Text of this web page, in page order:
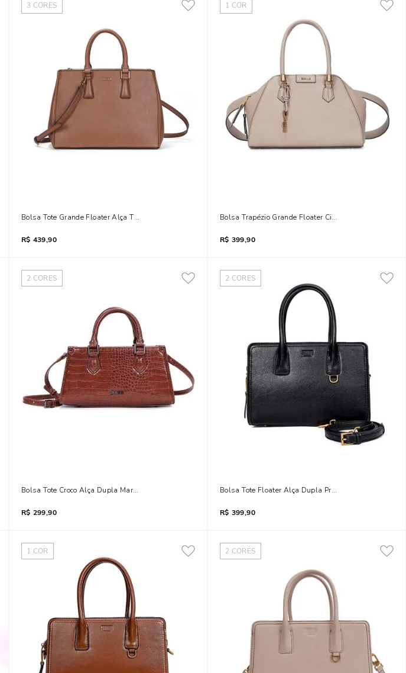
3 CORES
Bolsa Tote Grande Floater Alça Transversal Marrom Safari
R$ 439,90
1 COR
Bolsa Trapézio Grande Floater Cinza Fog Transversal
R$ 399,90
2 CORES
Bolsa Tote Croco Alça Dupla Marrom Terracota
R$ 299,90
2 CORES
Bolsa Tote Floater Alça Dupla Preta
R$ 399,90
1 COR 2 CORES